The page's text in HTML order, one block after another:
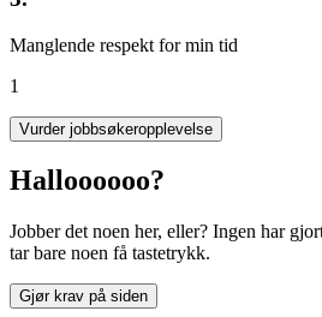
Manglende respekt for min tid
1
Vurder jobbsøkeropplevelse
Halloooooo?
Jobber det noen her, eller? Ingen har
tar bare noen få tastetrykk.
Gjør krav på siden